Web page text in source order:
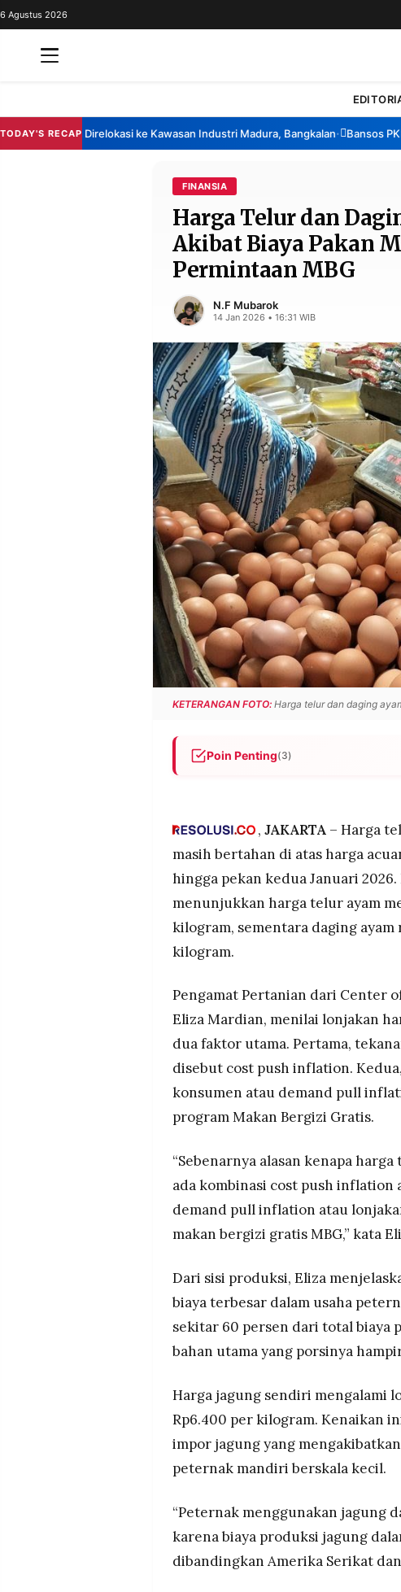
REDAKSI
BERITA
WARGA
TULISAN
SERVICE
6 Agustus 2026
TODAY'S RECAPDirelokasi ke Kawasan Industri Madura, Bangkalan• Bansos PKH
FINANSIA
Harga Telur dan
Akibat Biaya Pakan
Permintaan MBG
N.F Mubarok
14 Jan 2026 • 16:31 WIB
KETERANGAN FOTO: Harga telur dan daging
Poin Penting(3)
penghentian impor dan biaya
dari Amerika Serikat.
Distributor prioritaskan pasokan ke
dan cepat, menyebabkan stok
konsumen lebih tinggi dari peternak.
, JAKARTA– Harga
masih bertahan di atas harga
hingga pekan kedua Januari
menunjukkan harga telur ayam
kilogram, sementara daging
kilogram.
Pengamat Pertanian dari Center
Eliza Mardian, menilai lonjakan
dua faktor utama. Pertama,
disebut cost push inflation.
konsumen atau demand pull
program Makan Bergizi Gratis.
“Sebenarnya alasan kenapa
ada kombinasi cost push inflation
demand pull inflation atau
makan bergizi gratis MBG,” kata
Dari sisi produksi, Eliza
biaya terbesar dalam usaha
sekitar 60 persen dari total biaya
bahan utama yang porsinya
Harga jagung sendiri mengalami
Rp6.400 per kilogram. Kenaikan
impor jagung yang
peternak mandiri berskala kecil.
“Peternak menggunakan jagung
karena biaya produksi jagung
dibandingkan Amerika Serikat